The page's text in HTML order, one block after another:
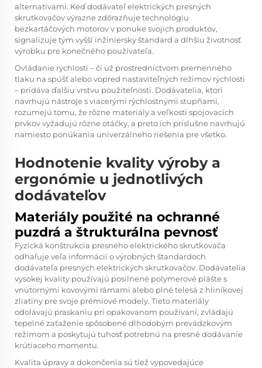
alternatívami. Keď dodávateľ elektrických presných
skrutkovačov výrazne zdôrazňuje technológiu
bezkartáčových motorov v ponuke svojich produktov,
signalizuje tým vyšší inžiniersky štandard a dlhšiu životnosť
výrobku pre konečného používateľa.
Ovládanie rýchlosti – či už prostredníctvom premenného
tlaku na spúšť alebo vopred nastaviteľných režimov rýchlosti
– pridáva ďalšiu vrstvu použiteľnosti. Dodávatelia, ktorí
navrhujú nástroje s viacerými rýchlostnými stupňami,
rozumejú tomu, že rôzne materiály a veľkosti spojovacích
prvkov vyžadujú rôzne otáčky, a preto ich príslušne navrhujú
namiesto ponúkania univerzálneho riešenia pre všetko.
Hodnotenie kvality výroby a
ergonómie u jednotlivých
dodávateľov
Materiály použité na ochranné
puzdrá a štrukturálna pevnosť
Fyzická konštrukcia presného elektrického skrutkovača
odhaľuje veľa informácií o výrobných štandardoch
dodávateľa presných elektrických skrutkovačov. Dodávatelia
vysokej kvality používajú posilnené polymerové plášte s
vnútornými kovovými rámami alebo plné telesá z hliníkovej
zliatiny pre svoje prémiové modely. Tieto materiály
odolávajú praskaniu pri opakovanom používaní, zvládajú
tepelné zaťaženie spôsobené dlhodobým prevádzkovým
režimom a poskytujú tuhosť potrebnú na presné dodávanie
krútiaceho momentu.
Kvalita úpravy a dokončenia sú tiež vypovedajúce